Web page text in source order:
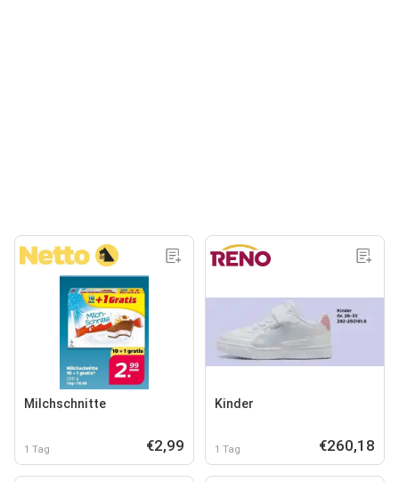
Milchschnitte
1 Tag €2,99
Kinder
1 Tag €260,18